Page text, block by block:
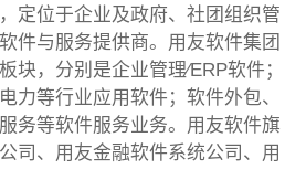
定位于企业及政府、社团组织管
件与服务提供商。用友软件集团
块，分别是企业管理∕ERP软件；
力等行业应用软件；软件外包、
务等软件服务业务。用友软件旗
司、用友金融软件系统公司、用